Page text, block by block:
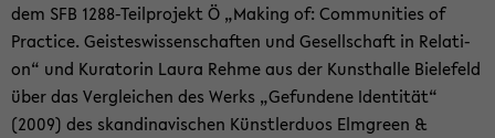
dem SFB 1288-​Teilprojekt Ö „Ma­king of: Com­mu­nities of
Prac­ti­ce. Geis­tes­wis­sen­schaf­ten und Ge­sell­schaft in Re­la­ti­
on“ und Ku­ra­to­rin Laura Rehme aus der Kunst­hal­le Bie­le­feld
über das Ver­glei­chen des Werks „Ge­fun­de­ne Iden­ti­tät“
(2009) des skan­di­na­vi­schen Künst­ler­du­os Elm­green &